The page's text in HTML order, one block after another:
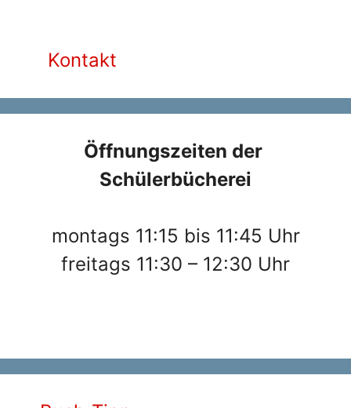
Kontakt
Öffnungszeiten der
Schülerbücherei
montags 11:15 bis 11:45 Uhr
freitags 11:30 – 12:30 Uhr